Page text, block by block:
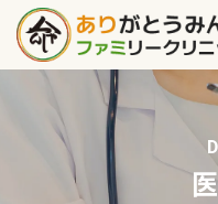
D